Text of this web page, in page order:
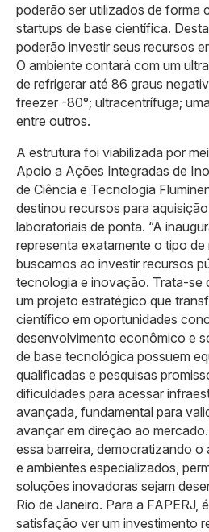
poderão ser utilizados de forma
startups de base científica.
poderão investir seus recursos
O ambiente contará com um
de refrigerar até 86 graus
freezer -80°; ultracentrífuga;
entre outros.
A estrutura foi viabilizada por
Apoio a Ações Integradas de
de Ciência e Tecnologia
destinou recursos para
laboratoriais de ponta. “A
representa exatamente o tipo de
buscamos ao investir recursos
tecnologia e inovação. Trata-se
um projeto estratégico que
científico em oportunidades
desenvolvimento econômico e
de base tecnológica possuem
qualificadas e pesquisas
dificuldades para acessar
avançada, fundamental para
avançar em direção ao
essa barreira, democratizando
e ambientes especializados,
soluções inovadoras sejam
Rio de Janeiro. Para a FAPERJ,
satisfação ver um investimento